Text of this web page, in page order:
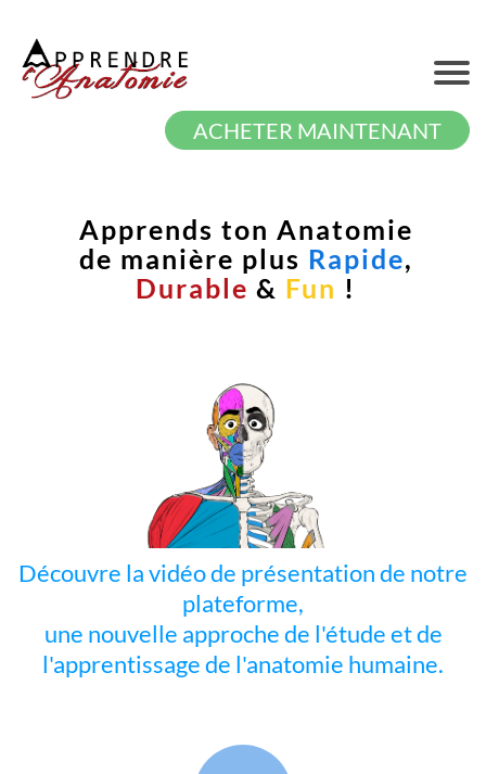
ACHETER MAINTENANT
Apprends ton Anatomie
de manière plus Rapide,
Durable & Fun !
Découvre la vidéo de présentation de notre
plateforme,
une nouvelle approche de l'étude et de
l'apprentissage de l'anatomie humaine.